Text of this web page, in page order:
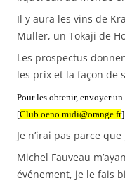
Il y aura les vins de
Muller, un Tokaji de
Les prospectus
les prix et la façon de
Pour les obtenir, envoyer
[Club.oeno.midi@orange.fr]
Je n’irai pas parce
Michel Fauveau
événement, je le fais